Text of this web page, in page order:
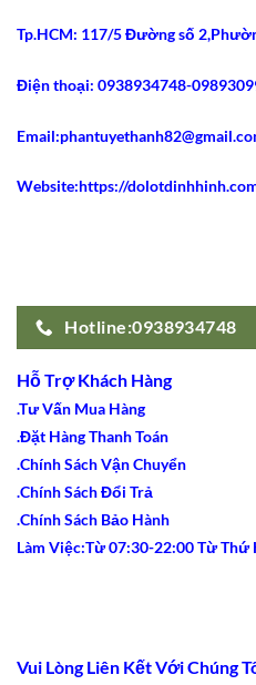
2021
Gây
Sốt
Tp.HCM: 117/5 Đường số
Điện thoại: 0938934748-
Website:https://
Hotline:0938934748
Hỗ Trợ Khách Hàng
.Tư Vấn Mua Hàng
.Đặt Hàng Thanh Toán
.Chính Sách Vận Chuyển
.Chính Sách Đổi Trả
.Chính Sách Bảo Hành
Làm Việc:Từ 07:30-22:00 Từ Thứ
Vui Lòng Liên Kết Với Chúng